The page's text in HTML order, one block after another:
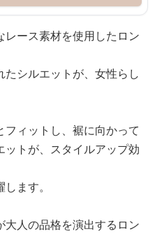
ース素材を使用したロン
シルエットが、女性らし
ィットし、裾に向かって
トが、スタイルアップ効
ます。
人の品格を演出するロン